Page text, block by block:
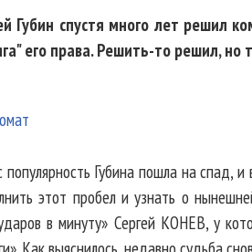
Губин спустя много лет решил
его права. Решить-то решил, но
популярность Губина пошла на спад,
этот пробел и узнать о
в минуту» Сергей КОНЕВ, у